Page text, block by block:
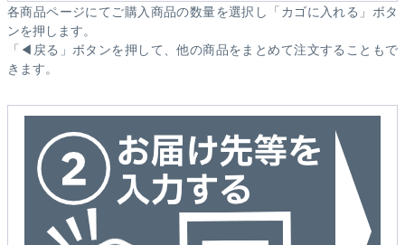
各商品ページにてご購入商品の数量を選択し「カゴに入れる」ボタ
ンを押します。
「◀戻る」ボタンを押して、他の商品をまとめて注文することもで
きます。